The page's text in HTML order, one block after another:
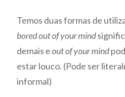
Temos duas formas de
bored out of your mind
demais eout of your mind
estar louco. (Pode ser
informal)